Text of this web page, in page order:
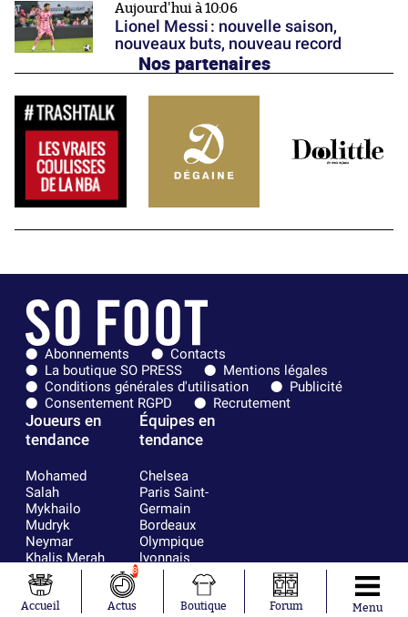
Aujourd'hui à 10:06
Lionel Messi : nouvelle saison,
nouveaux buts, nouveau record
Nos partenaires
Abonnements
Contacts
La boutique SO PRESS
Mentions légales
Conditions générales d'utilisation
Publicité
Consentement RGPD
Recrutement
Joueurs en
tendance
Mohamed
Salah
Mykhailo
Mudryk
Neymar
Khalis Merah
Loïs Openda
Moussa
Niakhaté
Équipes en
tendance
Chelsea
Paris Saint-
Germain
Bordeaux
Olympique
lyonnais
FIFA
Real Madrid
RC Strasbourg
Accueil
8
Actus Boutique Forum Menu